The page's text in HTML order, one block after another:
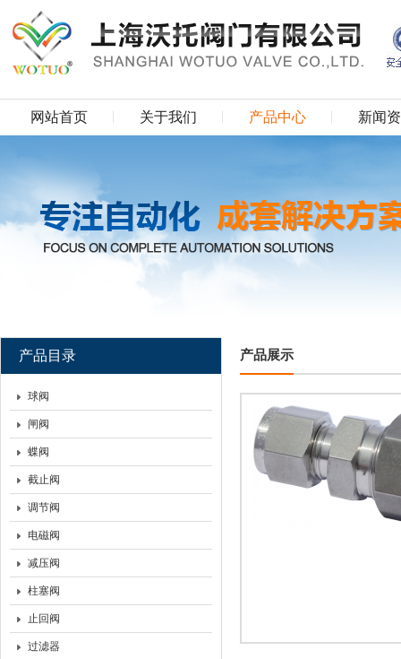
上海沃托阀门有限公司
网站首页 关于我们 产品中心 新闻
产品目录
球阀
闸阀
蝶阀
截止阀
调节阀
电磁阀
减压阀
柱塞阀
止回阀
过滤器
产品展示